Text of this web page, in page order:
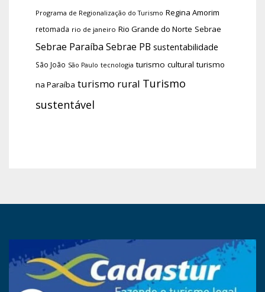
Programa de Regionalização do Turismo Regina Amorim
retomada rio de janeiro Rio Grande do Norte Sebrae
Sebrae Paraíba Sebrae PB sustentabilidade
São João São Paulo tecnologia turismo cultural turismo
na Paraíba turismo rural Turismo
sustentável